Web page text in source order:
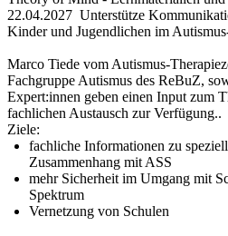
22.04.2027 Unterstütze
Kinder und Jugendlichen im
Marco Tiede vom Autismus-
Fachgruppe Autismus des ReBuZ,
Expert:innen geben einen Input zum
fachlichen Austausch zur Verfügung..
Ziele:
fachliche Informationen zu
Zusammenhang mit ASS
mehr Sicherheit im Umgang mit
Spektrum
Vernetzung von Schulen